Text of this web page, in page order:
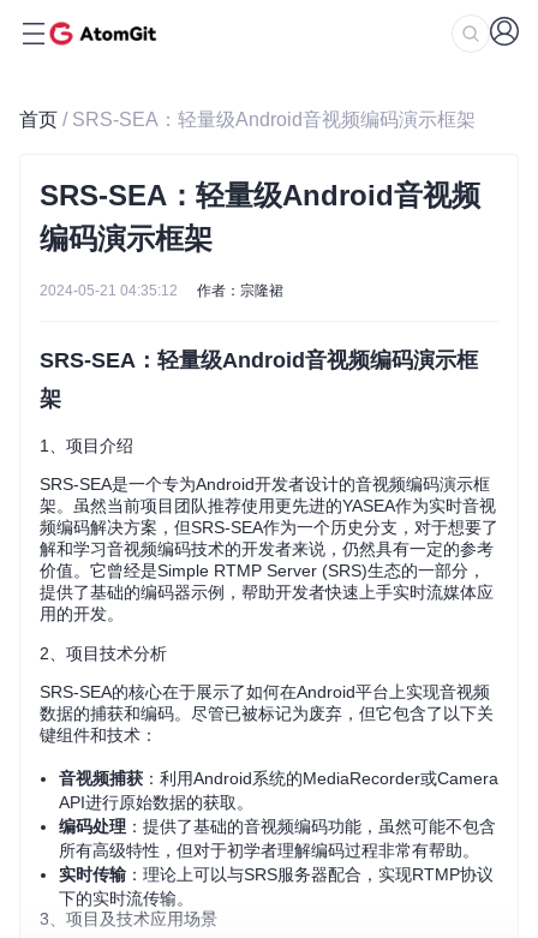
首页 / SRS-SEA：轻量级Android音视频编码演示框架
SRS-SEA：轻量级Android音视频
编码演示框架
2024-05-21 04:35:12 作者：宗隆裙
SRS-SEA：轻量级Android音视频编码演示框
架
1、项目介绍
SRS-SEA是一个专为Android开发者设计的音视频编码演示框
架。虽然当前项目团队推荐使用更先进的YASEA作为实时音视
频编码解决方案，但SRS-SEA作为一个历史分支，对于想要了
解和学习音视频编码技术的开发者来说，仍然具有一定的参考
价值。它曾经是Simple RTMP Server (SRS)生态的一部分，
提供了基础的编码器示例，帮助开发者快速上手实时流媒体应
用的开发。
2、项目技术分析
SRS-SEA的核心在于展示了如何在Android平台上实现音视频
数据的捕获和编码。尽管已被标记为废弃，但它包含了以下关
键组件和技术：
音视频捕获 ：利用Android系统的MediaRecorder或Camera
API进行原始数据的获取。
编码处理 ：提供了基础的音视频编码功能，虽然可能不包含
所有高级特性，但对于初学者理解编码过程非常有帮助。
实时传输 ：理论上可以与SRS服务器配合，实现RTMP协议
下的实时流传输。
3、项目及技术应用场景